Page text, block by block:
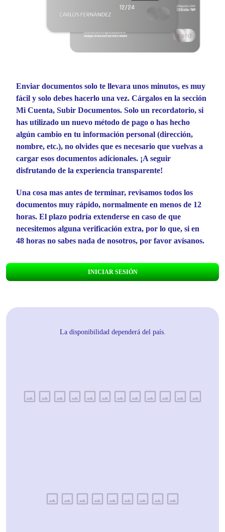
Enviar documentos solo te llevara unos minutos, es muy
fácil y solo debes hacerlo una vez. Cárgalos en la sección
Mi Cuenta, Subir Documentos. Solo un recordatorio, si
has utilizado un nuevo método de pago o has hecho
algún cambio en tu información personal (dirección,
nombre, etc.), no olvides que es necesario que vuelvas a
cargar esos documentos adicionales. ¡A seguir
disfrutando de la experiencia transparente!
Una cosa mas antes de terminar, revisamos todos los
documentos muy rápido, normalmente en menos de 12
horas. El plazo podría extenderse en caso de que
necesitemos alguna verificación extra, por lo que, si en
48 horas no sabes nada de nosotros, por favor avísanos.
INICIAR SESIÓN
La disponibilidad dependerá del país.